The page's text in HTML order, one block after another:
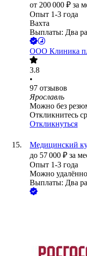
от 200 000 ₽ за
Опыт 1-3 года
Вахта
Выплаты: Два
ООО Клиника
3.8
•
97 отзывов
Ярославль
Можно без
Откликнитесь
Откликнуться
Медицинский
до 57 000 ₽ за
Опыт 1-3 года
Можно удалённо
Выплаты: Два